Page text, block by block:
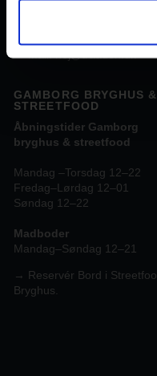
GAMBORG BRYGHUS &
STREETFOOD
Åbningstider Gamborg
bryghus & streetfood
Mandag –Torsdag 12–22
Fredag–Lørdag 12–01
Søndag 12–22
Madboder
Mandag–Søndag 12–21
→ Reservér Bord i
Bryghus.